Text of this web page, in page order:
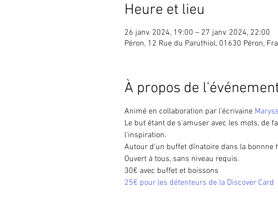
Heure et lieu
26 janv. 2024, 19:00 – 27 janv. 2024, 22:00
Péron, 12 Rue du Paruthiol, 01630 Péron,
À propos de
Animé en collaboration par l'écrivaine
Le but étant de s'amuser avec les mots, de
l'inspiration.
Autour d'un buffet dînatoire dans la bonnne
Ouvert à tous, sans niveau requis.
30€ avec buffet et boissons
25€ pour les détenteurs de la Discover Card